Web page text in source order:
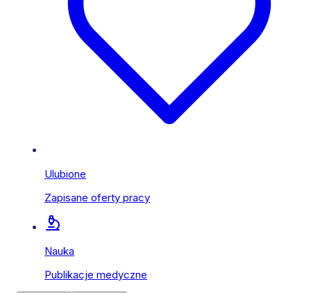
Ulubione
Zapisane oferty pracy
Nauka
Publikacje medyczne